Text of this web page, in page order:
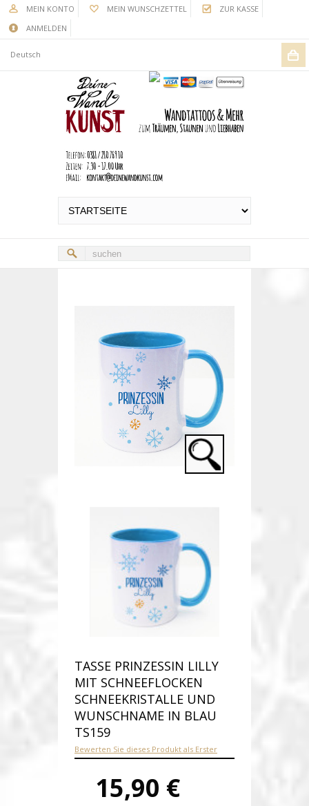
MEIN KONTO MEIN WUNSCHZETTEL
ZUR KASSE
ANMELDEN
Deutsch
TASSE PRINZESSIN LILLY
MIT SCHNEEFLOCKEN
SCHNEEKRISTALLE UND
WUNSCHNAME IN BLAU
TS159
Bewerten Sie dieses Produkt als Erster
15,90 €